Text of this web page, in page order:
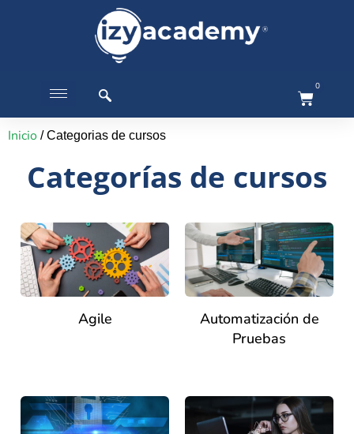
0
Inicio / Categorias de cursos
Categorías de cursos
Agile
Automatización de
Pruebas